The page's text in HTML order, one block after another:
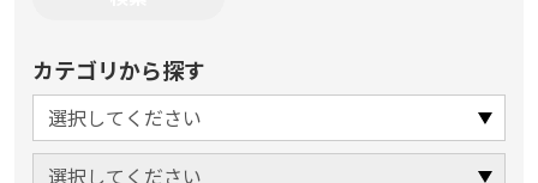
カテゴリから探す